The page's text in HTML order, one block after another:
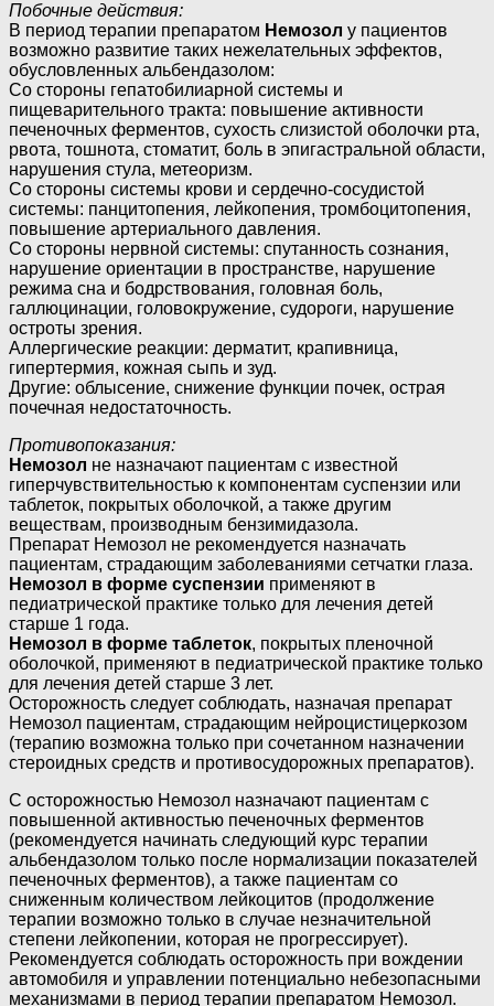
Побочные действия:
В период терапии препаратом Немозол у пациентов
возможно развитие таких нежелательных эффектов,
обусловленных альбендазолом:
Со стороны гепатобилиарной системы и
пищеварительного тракта: повышение активности
печеночных ферментов, сухость слизистой оболочки рта,
рвота, тошнота, стоматит, боль в эпигастральной области,
нарушения стула, метеоризм.
Со стороны системы крови и сердечно-сосудистой
системы: панцитопения, лейкопения, тромбоцитопения,
повышение артериального давления.
Со стороны нервной системы: спутанность сознания,
нарушение ориентации в пространстве, нарушение
режима сна и бодрствования, головная боль,
галлюцинации, головокружение, судороги, нарушение
остроты зрения.
Аллергические реакции: дерматит, крапивница,
гипертермия, кожная сыпь и зуд.
Другие: облысение, снижение функции почек, острая
почечная недостаточность.
Противопоказания:
Немозол не назначают пациентам с известной
гиперчувствительностью к компонентам суспензии или
таблеток, покрытых оболочкой, а также другим
веществам, производным бензимидазола.
Препарат Немозол не рекомендуется назначать
пациентам, страдающим заболеваниями сетчатки глаза.
Немозол в форме суспензии применяют в
педиатрической практике только для лечения детей
старше 1 года.
Немозол в форме таблеток, покрытых пленочной
оболочкой, применяют в педиатрической практике только
для лечения детей старше 3 лет.
Осторожность следует соблюдать, назначая препарат
Немозол пациентам, страдающим нейроцистицеркозом
(терапию возможна только при сочетанном назначении
стероидных средств и противосудорожных препаратов).
С осторожностью Немозол назначают пациентам с
повышенной активностью печеночных ферментов
(рекомендуется начинать следующий курс терапии
альбендазолом только после нормализации показателей
печеночных ферментов), а также пациентам со
сниженным количеством лейкоцитов (продолжение
терапии возможно только в случае незначительной
степени лейкопении, которая не прогрессирует).
Рекомендуется соблюдать осторожность при вождении
автомобиля и управлении потенциально небезопасными
механизмами в период терапии препаратом Немозол.